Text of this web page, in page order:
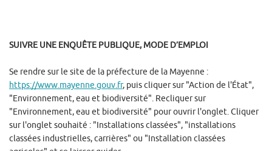
SUIVRE UNE ENQUÊTE PUBLIQUE, MODE D’EMPLOI
Se rendre sur le site de la préfecture de la Mayenne :
https://www.mayenne.gouv.fr, puis cliquer sur "Action de l'État",
"Environnement, eau et biodiversité". Recliquer sur
"Environnement, eau et biodiversité" pour ouvrir l'onglet. Cliquer
sur l'onglet souhaité : "Installations classées", "installations
classées industrielles, carrières" ou "Installation classées